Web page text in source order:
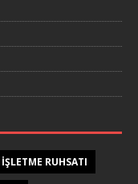
IŞLETME RUHSATI